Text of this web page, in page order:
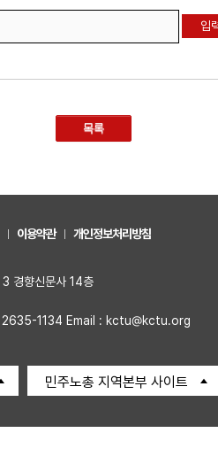
목록
이용약관 개인정보처리방침
경향신문사 14층
1134 Email : kctu@kctu.org
민주노총 지역본부 사이트